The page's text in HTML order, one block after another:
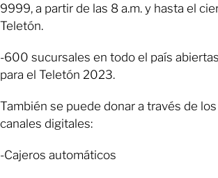
9999, a partir de las 8 a.m. y hasta el
Teletón.
-600 sucursales en todo el país
para el Teletón 2023.
También se puede donar a través de
canales digitales:
-Cajeros automáticos